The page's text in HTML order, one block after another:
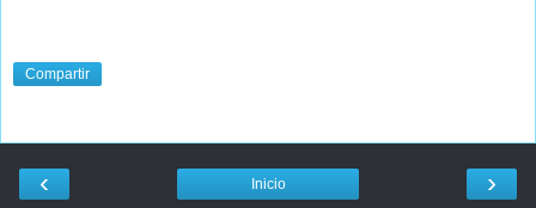
Compartir
‹ ›
Inicio